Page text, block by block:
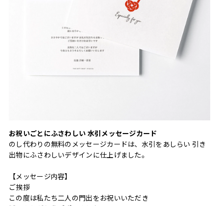
お祝いごとにふさわしい 水引メッセージカード
のし代わりの無料のメッセージカードは、水引をあしらい 引き
出物にふさわしいデザインに仕上げました。
【メッセージ内容】
ご挨拶
この度は私たち二人の門出をお祝いいただき